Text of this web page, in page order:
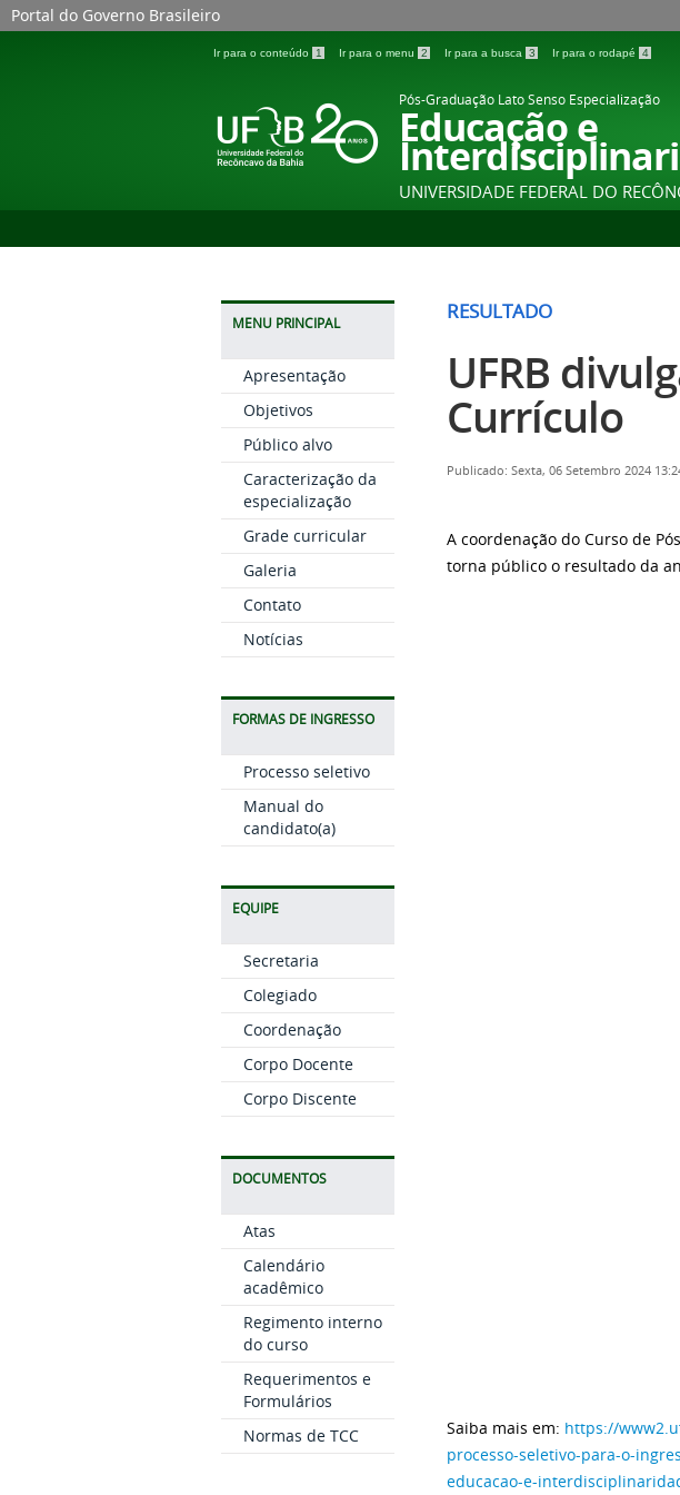
Portal do Governo Brasileiro
Ir para o conteúdo 1 Ir para o menu 2 Ir para a busca 3 Ir para o rodapé 4
Pós-Graduação Lato Senso Especialização
Educação e
UNIVERSIDADE FEDERAL DO
MENU PRINCIPAL
Apresentação
Objetivos
Público alvo
Caracterização da
especialização
Grade curricular
Galeria
Contato
Notícias
FORMAS DE INGRESSO
Processo seletivo
Manual do
candidato(a)
EQUIPE
Secretaria
Colegiado
Coordenação
Corpo Docente
Corpo Discente
DOCUMENTOS
Atas
Calendário
acadêmico
Regimento interno
do curso
Requerimentos e
Formulários
Normas de TCC
RESULTADO
UFRB
Currículo
Publicado: Sexta, 06 Setembro 2024
A coordenação do Curso de
torna público o resultado da
Saiba mais em: https://
processo-seletivo-para-o-
educacao-e-